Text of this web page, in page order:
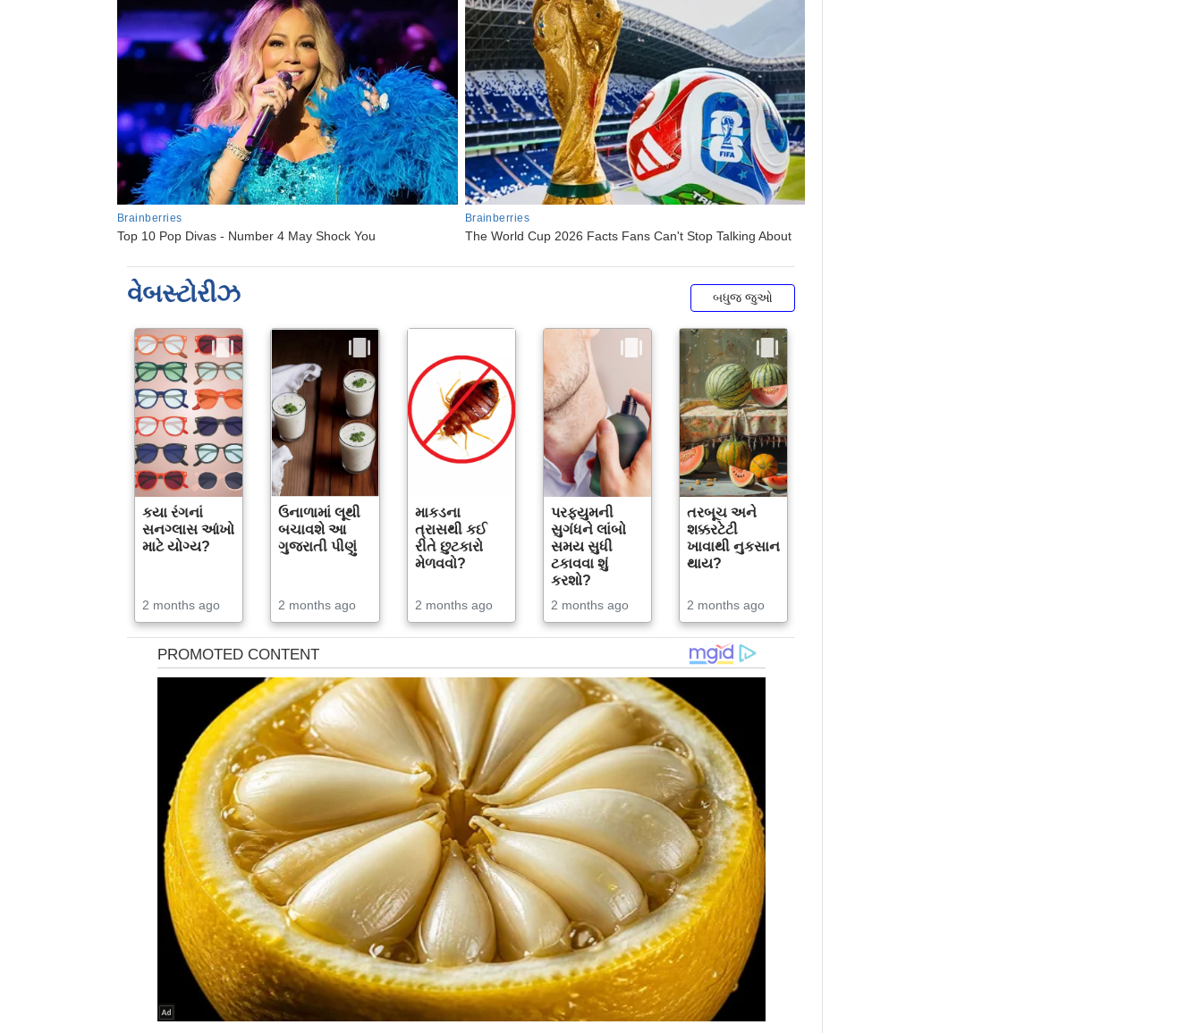
વેબસ્ટોરીઝ બધુજ જુઓ
કયા રંગનાં
સનગ્લાસ આંખો
માટે યોગ્ય?
2 months ago
ઉનાળામાં લૂથી
બચાવશે આ
ગુજરાતી પીણું
2 months ago
માકડના
ત્રાસથી કઈ
રીતે છુટકારો
મેળવવો?
2 months ago
પરફ્યુમની
સુગંધને લાંબો
સમય સુધી
ટકાવવા શું
કરશો?
2 months ago
તરબૂચ અને
શક્કરટેટી
ખાવાથી નુકસાન
થાય?
2 months ago